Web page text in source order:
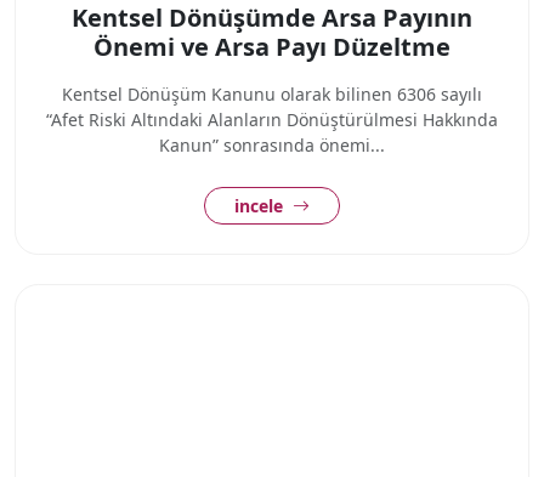
Kentsel Dönüşümde Arsa Payının
Önemi ve Arsa Payı Düzeltme
Kentsel Dönüşüm Kanunu olarak bilinen 6306 sayılı
“Afet Riski Altındaki Alanların Dönüştürülmesi Hakkında
Kanun” sonrasında önemi...
incele